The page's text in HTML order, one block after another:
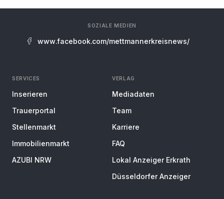
SOZIALE MEDIEN
www.facebook.com/mettmannerkreisnews/
SERVICES
Inserieren
Trauerportal
Stellenmarkt
Immobilienmarkt
AZUBI NRW
VERLAG
Mediadaten
Team
Karriere
FAQ
Lokal Anzeiger Erkrath
Düsseldorfer Anzeiger